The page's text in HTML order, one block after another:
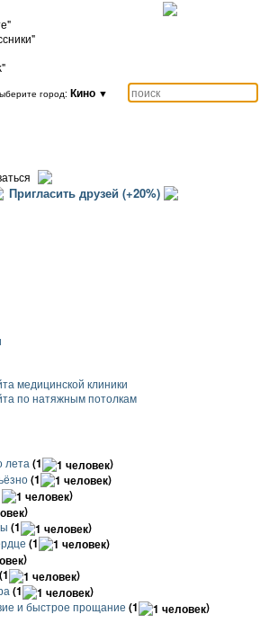
город: Кино ▼
Пригласить друзей (+20%)
медицинской клиники
по натяжным потолкам
лета (1 )
(1 )
)
)
(1 )
(1 )
)
(1 )
(1 )
и быстрое прощание (1
)